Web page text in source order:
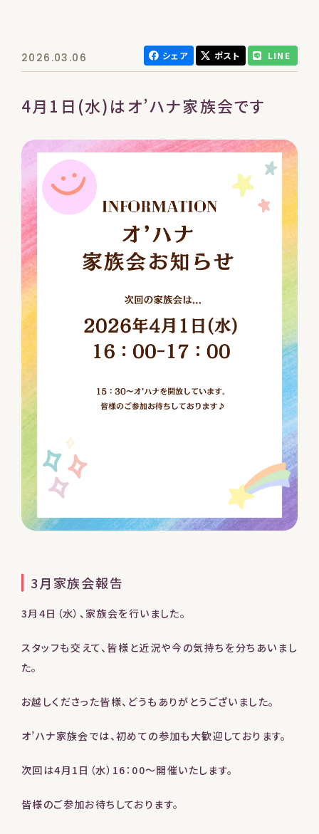
2026.03.06 シェア ポスト LINE
4月1日(水)はオ’ハナ家族会です
3月家族会報告
3月4日（水）、家族会を行いました。
スタッフも交えて、皆様と近況や今の気持ちを分ちあいまし
た。
お越しくださった皆様、どうもありがとうございました。
オ’ハナ家族会では、初めての参加も大歓迎しております。
次回は4月1日（水）16：00～開催いたします。
皆様のご参加お待ちしております。